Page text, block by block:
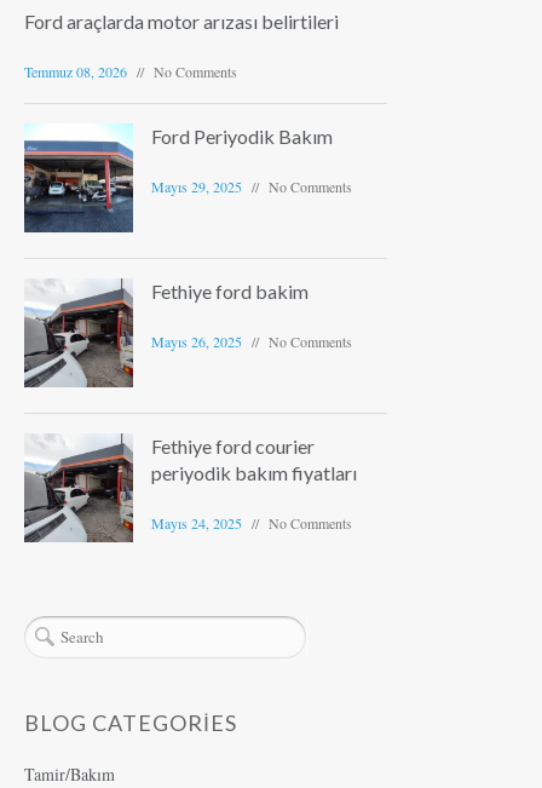
Ford araçlarda motor arızası belirtileri
Temmuz 08, 2026 No Comments
Ford Periyodik Bakım
Mayıs 29, 2025 No Comments
Fethiye ford bakim
Mayıs 26, 2025 No Comments
Fethiye ford courier
periyodik bakım fiyatları
Mayıs 24, 2025 No Comments
BLOG CATEGORIES
Tamir/Bakım